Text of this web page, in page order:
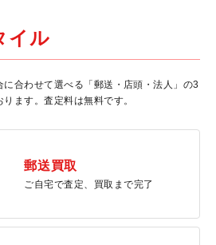
イル
合わせて選べる「郵送・店頭・法人」の3
ます。査定料は無料です。
郵送買取
ご自宅で査定、買取まで完了